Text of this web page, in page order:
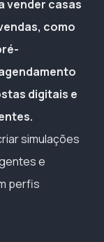
vender casas
como
digitais e
simulações
e
perfis